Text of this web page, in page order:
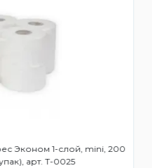
Эконом 1-слой, mini, 200
арт. Т-0025